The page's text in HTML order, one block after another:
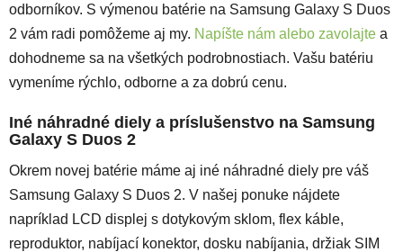
odborníkov. S výmenou batérie na Samsung Galaxy S Duos
2 vám radi pomôžeme aj my. Napíšte nám alebo zavolajte a
dohodneme sa na všetkých podrobnostiach. Vašu batériu
vymeníme rýchlo, odborne a za dobrú cenu.
Iné náhradné diely a príslušenstvo na Samsung
Galaxy S Duos 2
Okrem novej batérie máme aj iné náhradné diely pre váš
Samsung Galaxy S Duos 2. V našej ponuke nájdete
napríklad LCD displej s dotykovým sklom, flex káble,
reproduktor, nabíjací konektor, dosku nabíjania, držiak SIM